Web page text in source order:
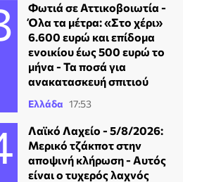
Φωτιά σε Αττικοβοιωτία -
Όλα τα μέτρα: «Στο χέρι»
6.600 ευρώ και επίδομα
ενοικίου έως 500 ευρώ το
μήνα - Τα ποσά για
ανακατασκευή σπιτιού
Ελλάδα 17:53
Λαϊκό Λαχείο - 5/8/2026:
Μερικό τζάκποτ στην
αποψινή κλήρωση - Αυτός
είναι ο τυχερός λαχνός